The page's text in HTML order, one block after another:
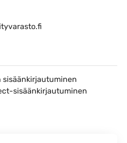
sisäänkirjautuminen
sisäänkirjautuminen